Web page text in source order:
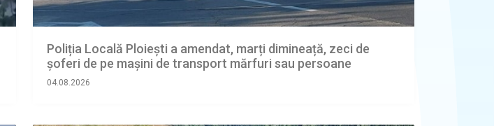
Poliția Locală Ploiești a amendat, marți dimineață, zeci de
șoferi de pe mașini de transport mărfuri sau persoane
04.08.2026